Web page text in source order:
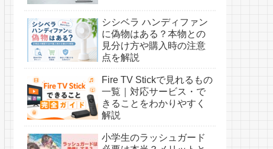
シシベラ ハンディファン
に偽物はある？本物との
見分け方や購入時の注意
点を解説
Fire TV Stickで見れるもの
一覧｜対応サービス・で
きることをわかりやすく
解説
小学生のラッシュガード